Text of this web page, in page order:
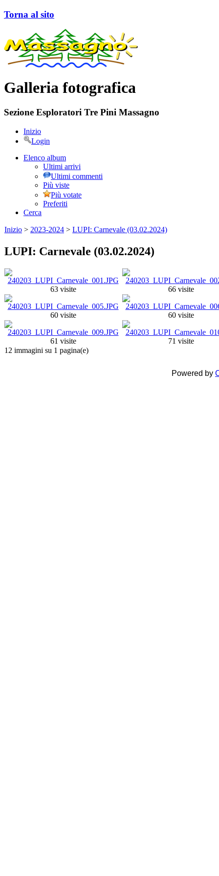
Torna al sito
Galleria fotografica
Sezione Esploratori Tre Pini Massagno
Inizio
Login
Elenco album
Ultimi arrivi
Ultimi commenti
Più viste
Più votate
Preferiti
Cerca
Inizio > 2023-2024 > LUPI: Carnevale (03.02.2024)
LUPI: Carnevale (03.02.2024)
63 visite 66 visite
60 visite 60 visite
61 visite
71 visite
12 immagini su 1 pagina(e)
Powered by